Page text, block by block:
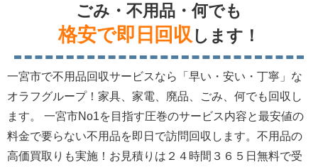
ごみ・不用品・何でも
格安で即日回収 します！
一宮市で不用品回収サービスなら「早い・安い・丁寧」な
オラフグループ！家具、家電、廃品、ごみ、何でも回収し
ます。 一宮市No1を目指す圧巻のサービス内容と最安値の
料金で要らない不用品を即日で訪問回収します。不用品の
高価買取りも実施！お見積りは２４時間３６５日無料で受